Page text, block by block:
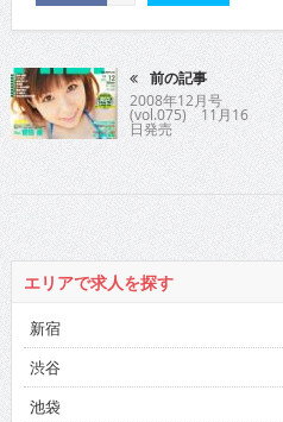
前の記事
2008年12月号
(vol.075) 11月16
日発売
エリアで求人を探す
新宿
渋谷
池袋